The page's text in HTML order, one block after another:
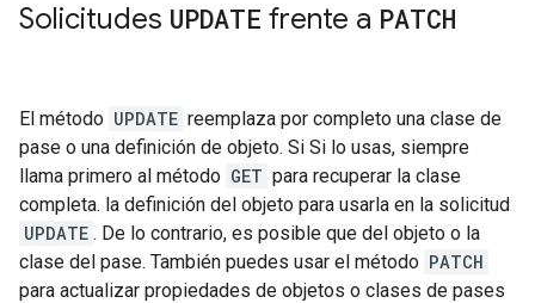
Solicitudes UPDATE frente a PATCH
El método UPDATE reemplaza por completo una clase de
pase o una definición de objeto. Si Si lo usas, siempre
llama primero al método GET para recuperar la clase
completa. la definición del objeto para usarla en la solicitud
UPDATE . De lo contrario, es posible que del objeto o la
clase del pase. También puedes usar el método PATCH
para actualizar propiedades de objetos o clases de pases